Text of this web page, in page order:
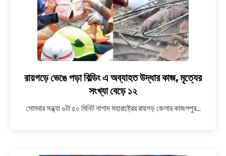
ফিরলেন
দুই
যুবক
link
to
ভেঙে
রায়গড়ে ভেঙে পড়া বিল্ডিং এ অব্যাহত উদ্ধার কাজ, মৃত্যের
সংখ্যা বেড়ে ১২
সোমবার সন্ধ্যা ৬টা ৫০ মিনিট নাগাদ মহারাষ্ট্রের রায়গড় জেলার কাজলপুর...